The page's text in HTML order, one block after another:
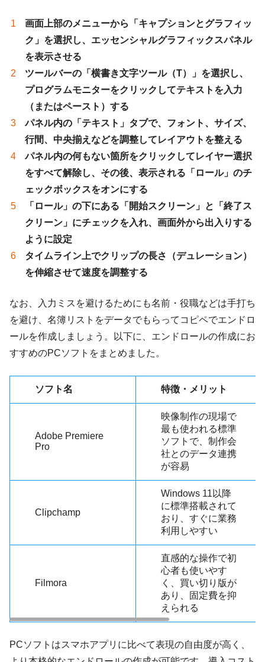
画面上部のメニューから「キャプションとグラフィッ
ク」を選択し、エッセンシャルグラフィックスパネル
を表示させる
ツールバーの「横書き文字ツール（T）」を選択し、
プログラムモニターをクリックしてテキストを入力
（またはペースト）する
パネル内の「テキスト」タブで、フォント、サイズ、
行間、中央揃えなどを調整してレイアウトを整える
パネル内の何もない箇所をクリックしてレイヤー選択
をすべて解除し、その後、表示される「ロール」のチ
ェックボックスをオンにする
「ロール」の下にある「開始スクリーン」と「終了ス
クリーン」にチェックを入れ、画面外から出入りする
ように設定
タイムライン上でクリップの長さ（デュレーション）
を伸縮させて速度を調整する
なお、入力ミスを避けるためにも名前・役職などは手打ち
を避け、名簿リストをデータでもらってコピペでエンドロ
ールを作成しましょう。以下に、エンドロールの作成にお
すすめのPCソフトをまとめました。
ソフト名 特徴・メリット
Adobe Premiere
Pro
映像制作の現場で
最も使われる標準
ソフトで、制作会
社とのデータ連携
が容易
Clipchamp
Windows 11以降
に標準搭載されて
おり、すぐに業務
利用しやすい
Filmora
直感的な操作で初
心者も使いやす
く、買い切り版が
あり、固定費を抑
えられる
PCソフトはスマホアプリに比べて表現の自由度が高く、